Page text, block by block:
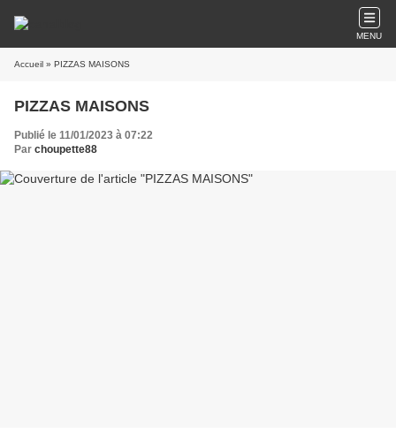
MENU
Accueil » PIZZAS MAISONS
PIZZAS MAISONS
Publié le 11/01/2023 à 07:22
Par choupette88